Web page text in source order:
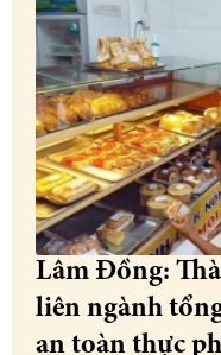
Lâm Đồng:
liên ngành
an toàn thực